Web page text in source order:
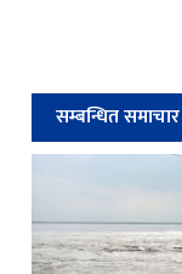
सम्बन्धित समाचार